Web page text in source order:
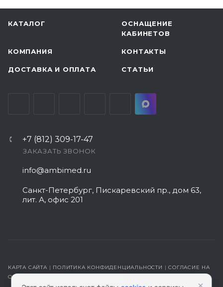
КАТАЛОГ
ОСНАЩЕНИЕ
КАБИНЕТОВ
КОМПАНИЯ КОНТАКТЫ
ДОСТАВКА И ОПЛАТА СТАТЬИ
+7 (812) 309-17-47
ЗАКАЗАТЬ ЗВОНОК
info@ambimed.ru
Санкт-Петербург, Пискаревский пр., дом 63,
лит. А, офис 201
КАРТА САЙТА | ПОЛИТИКА КОНФИДЕНЦИАЛЬНОСТИ |СОГЛАСИЕ НА
ОБРАБОТКУ ПЕРСОНАЛЬНЫХ ДАННЫХ